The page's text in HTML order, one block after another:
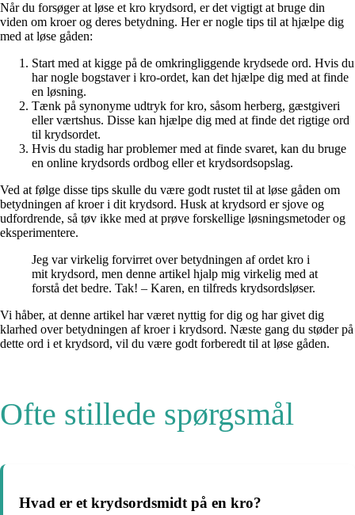
Når du forsøger at løse et kro krydsord, er det vigtigt at bruge din
viden om kroer og deres betydning. Her er nogle tips til at hjælpe dig
med at løse gåden:
Start med at kigge på de omkringliggende krydsede ord. Hvis du
har nogle bogstaver i kro-ordet, kan det hjælpe dig med at finde
en løsning.
Tænk på synonyme udtryk for kro, såsom herberg, gæstgiveri
eller værtshus. Disse kan hjælpe dig med at finde det rigtige ord
til krydsordet.
Hvis du stadig har problemer med at finde svaret, kan du bruge
en online krydsords ordbog eller et krydsordsopslag.
Ved at følge disse tips skulle du være godt rustet til at løse gåden om
betydningen af kroer i dit krydsord. Husk at krydsord er sjove og
udfordrende, så tøv ikke med at prøve forskellige løsningsmetoder og
eksperimentere.
Jeg var virkelig forvirret over betydningen af ordet kro i
mit krydsord, men denne artikel hjalp mig virkelig med at
forstå det bedre. Tak! – Karen, en tilfreds krydsordsløser.
Vi håber, at denne artikel har været nyttig for dig og har givet dig
klarhed over betydningen af kroer i krydsord. Næste gang du støder på
dette ord i et krydsord, vil du være godt forberedt til at løse gåden.
Ofte stillede spørgsmål
Hvad er et krydsordsmidt på en kro?